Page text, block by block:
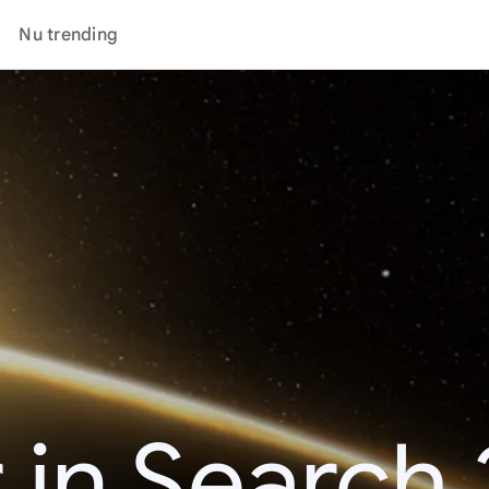
Nu trending